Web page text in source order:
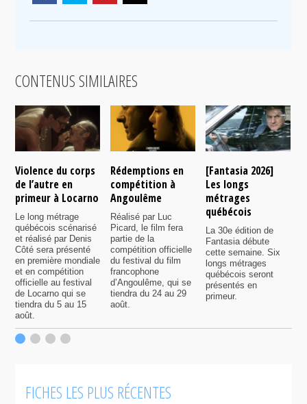
CONTENUS SIMILAIRES
Violence du corps
de l’autre en
primeur à Locarno
Le long métrage
québécois scénarisé
et réalisé par Denis
Côté sera présenté
en première mondiale
et en compétition
officielle au festival
de Locarno qui se
tiendra du 5 au 15
août.
Rédemptions en
compétition à
Angoulême
Réalisé par Luc
Picard, le film fera
partie de la
compétition officielle
du festival du film
francophone
d’Angoulême, qui se
tiendra du 24 au 29
août.
[Fantasia 2026]
Les longs
métrages
québécois
La 30e édition de
Fantasia débute
cette semaine. Six
longs métrages
québécois seront
présentés en
primeur.
FICHES LES PLUS RÉCENTES